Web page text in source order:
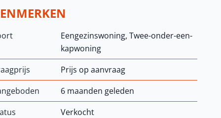
Eengezinswoning, Twee-onder-een-
kapwoning
Prijs op aanvraag
6 maanden geleden
Verkocht